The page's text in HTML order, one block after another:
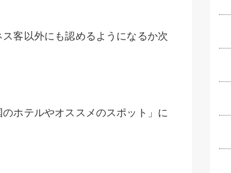
客以外にも認めるようになるか次
ホテルやオススメのスポット」に